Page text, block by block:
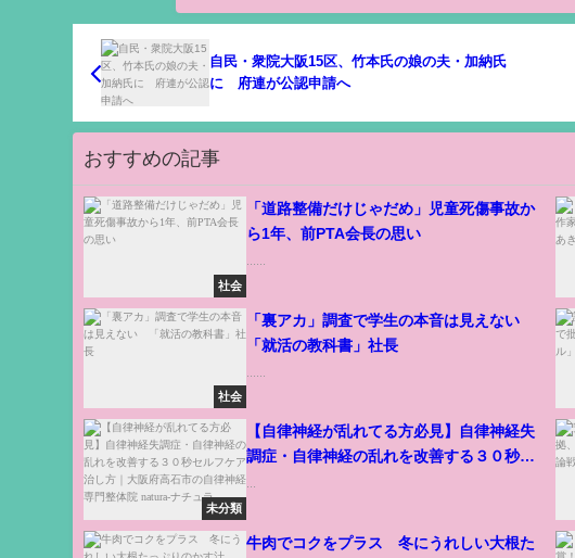
自民・衆院大阪15区、竹本氏の娘の夫・加納氏
に 府連が公認申請へ
おすすめの記事
社会
「道路整備だけじゃだめ」児童死傷事故か
ら1年、前PTA会長の思い
社会
「裏アカ」調査で学生の本音は見えない
「就活の教科書」社長
未分類
【自律神経が乱れてる方必見】自律神経失
調症・自律神経の乱れを改善する３０秒セ
牛肉でコクをプラス 冬にうれしい大根た